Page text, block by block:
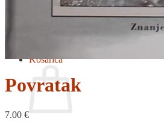
Nema proizvoda u košarici
Košarica
Povratak
7.00 €